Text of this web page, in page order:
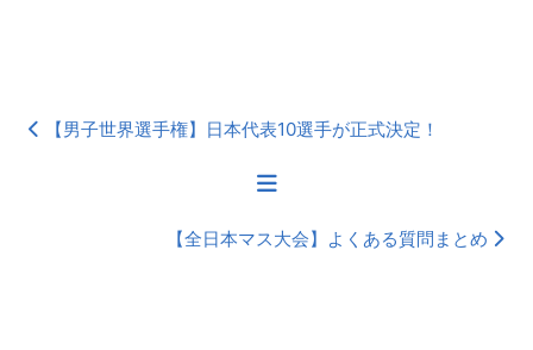
【男子世界選手権】日本代表10選手が正式決定！
【全日本マス大会】よくある質問まとめ